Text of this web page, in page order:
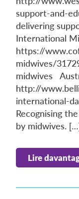
support-and-
delivering
International
https://
midwives/
midwives
http://
international-
Recognising
by midwives.
Lire